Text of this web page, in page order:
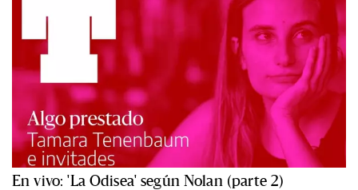
En vivo: 'La Odisea' según Nolan (parte 2)